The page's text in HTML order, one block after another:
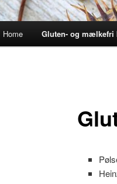
Home Gluten- og mælkefri